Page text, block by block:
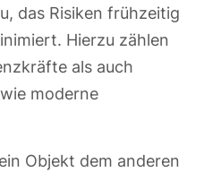
das Risiken frühzeitig
Hierzu zählen
als auch
moderne
Objekt dem anderen